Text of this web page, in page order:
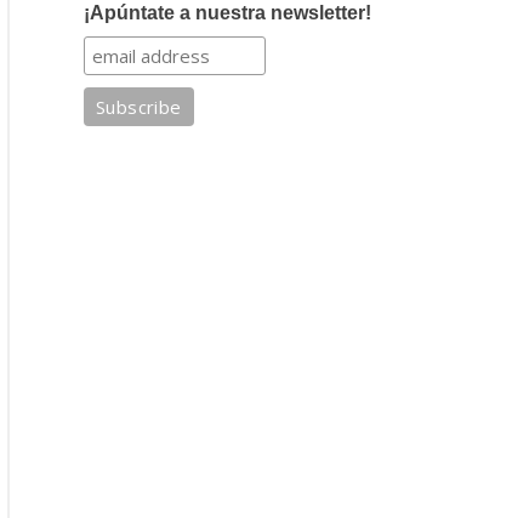
¡Apúntate a nuestra newsletter!